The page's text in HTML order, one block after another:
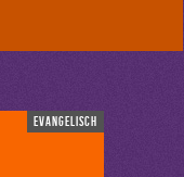
evangelisch